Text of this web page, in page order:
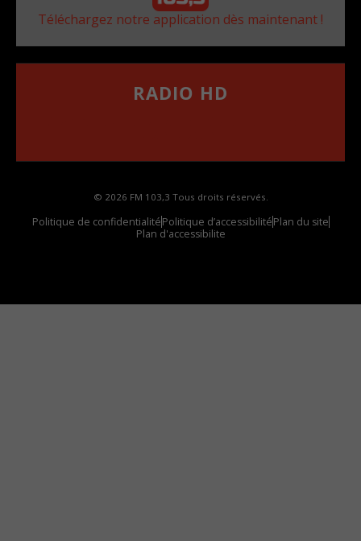
Téléchargez notre application dès maintenant !
RADIO HD
© 2026 FM 103,3 Tous droits réservés.
Politique de confidentialitéPolitique d’accessibilitéPlan du site
Plan d'accessibilite